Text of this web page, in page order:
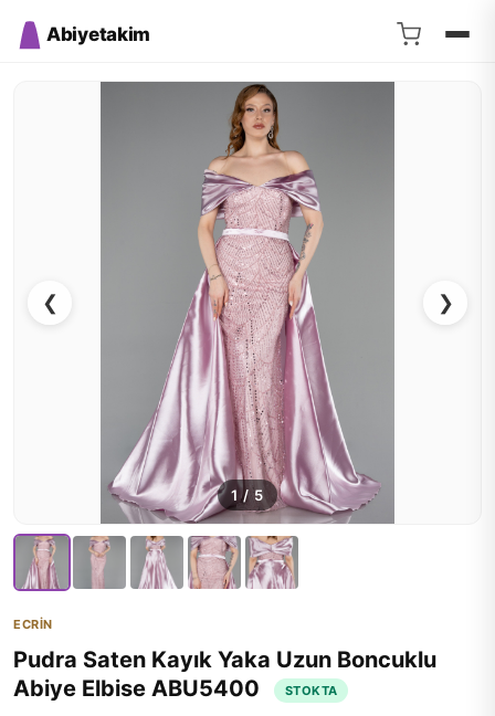
Abiyetakim
❮ ❯
1 /5
ECRİN
Pudra Saten Kayık Yaka Uzun Boncuklu
Abiye Elbise ABU5400
STOKTA